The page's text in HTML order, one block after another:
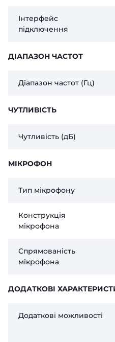
Інтерфейс
підключення
ДІАПАЗОН ЧАСТОТ
Діапазон частот (Гц)
ЧУТЛИВІСТЬ
Чутливість (дБ)
МІКРОФОН
Тип мікрофону
Конструкція
мікрофона
Спрямованість
мікрофона
ДОДАТКОВІ
Додаткові можливості